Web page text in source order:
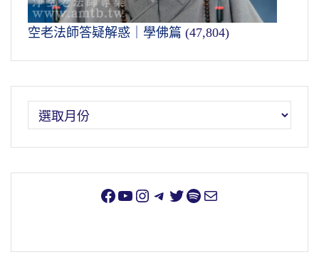
空老法師答疑解惑｜學佛篇 (47,804)